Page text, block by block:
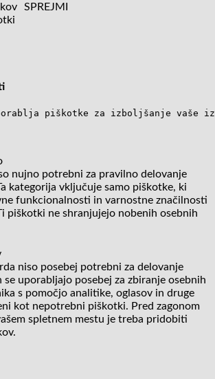
SPREJMI
piškotke za izboljšanje vaše
nujno potrebni za pravilno delovanje
kategorija vključuje samo piškotke, ki
funkcionalnosti in varnostne značilnosti
piškotki ne shranjujejo nobenih osebnih
niso posebej potrebni za delovanje
se uporabljajo posebej za zbiranje osebnih
s pomočjo analitike, oglasov in druge
kot nepotrebni piškotki. Pred zagonom
spletnem mestu je treba pridobiti